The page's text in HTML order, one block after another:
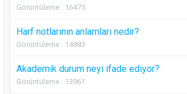
Görüntüleme : 16475
Harf notlarının anlamları nedir?
Görüntüleme : 14883
Akademik durum neyi ifade ediyor?
Görüntüleme : 13961